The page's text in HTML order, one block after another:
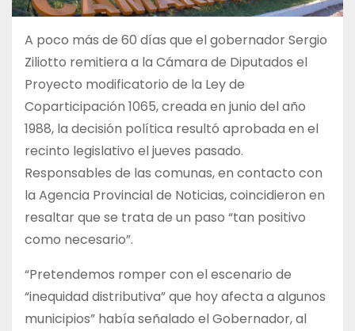
A poco más de 60 días que el gobernador Sergio
Ziliotto remitiera a la Cámara de Diputados el
Proyecto modificatorio de la Ley de
Coparticipación 1065, creada en junio del año
1988, la decisión política resultó aprobada en el
recinto legislativo el jueves pasado.
Responsables de las comunas, en contacto con
la Agencia Provincial de Noticias, coincidieron en
resaltar que se trata de un paso “tan positivo
como necesario”.
“Pretendemos romper con el escenario de
“inequidad distributiva” que hoy afecta a algunos
municipios” había señalado el Gobernador, al